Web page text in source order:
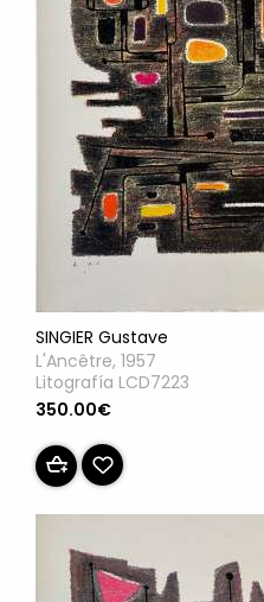
SINGIER Gustave
L'Ancêtre, 1957
Litografía LCD7223
350.00€